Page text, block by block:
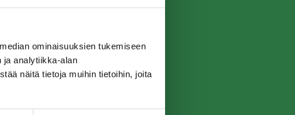
ominaisuuksien tukemiseen
ja analytiikka-alan
näitä tietoja muihin tietoihin, joita